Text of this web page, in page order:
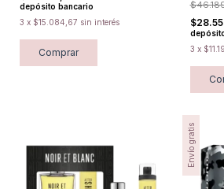
depósito bancario
3 x $15.084,67 sin interés
Comprar
3 x
Envío gratis